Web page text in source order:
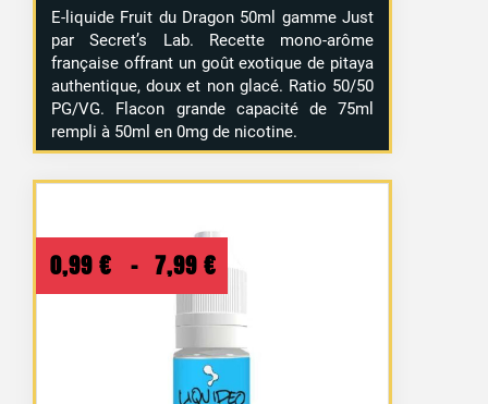
E-liquide Fruit du Dragon 50ml gamme Just
par Secret’s Lab. Recette mono-arôme
française offrant un goût exotique de pitaya
authentique, doux et non glacé. Ratio 50/50
PG/VG. Flacon grande capacité de 75ml
rempli à 50ml en 0mg de nicotine.
0,99 € – 7,99 € Plage
de
prix :
0,99 €